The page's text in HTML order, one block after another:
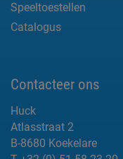
Speeltoestellen
Catalogus
Contacteer ons
Huck
Atlasstraat 2
B-8680 Koekelare